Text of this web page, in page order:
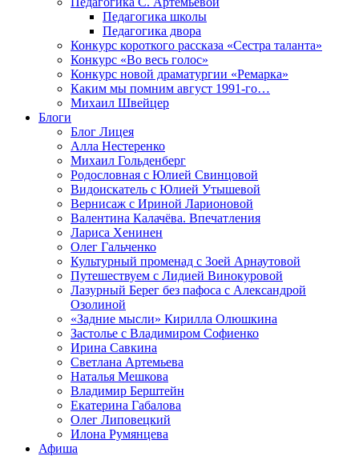
Педагогика школы
Педагогика двора
Конкурс короткого рассказа «Сестра таланта»
Конкурс «Во весь голос»
Конкурс новой драматургии «Ремарка»
Каким мы помним август 1991-го…
Михаил Швейцер
Блоги
Блог Лицея
Алла Нестеренко
Михаил Гольденберг
Родословная с Юлией Свинцовой
Видоискатель с Юлией Утышевой
Вернисаж с Ириной Ларионовой
Валентина Калачёва. Впечатления
Лариса Хенинен
Олег Гальченко
Культурный променад с Зоей Арнаутовой
Путешествуем с Лидией Винокуровой
Лазурный Берег без пафоса с Александрой
Озолиной
«Задние мысли» Кирилла Олюшкина
Застолье с Владимиром Софиенко
Ирина Савкина
Светлана Артемьева
Наталья Мешкова
Владимир Берштейн
Екатерина Габалова
Олег Липовецкий
Илона Румянцева
Афиша